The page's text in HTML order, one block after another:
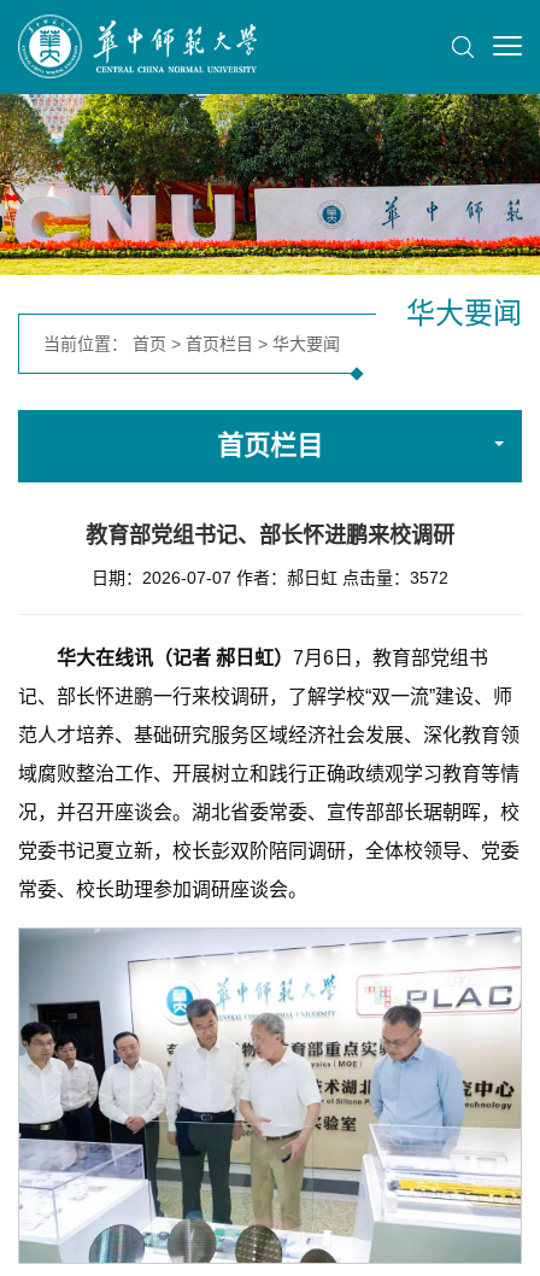
华大要闻
当前位置： 首页 > 首页栏目 > 华大要闻
首页栏目
教育部党组书记、部长怀进鹏来校调研
日期：2026-07-07 作者：郝日虹 点击量： 3572
华大在线讯（记者 郝日虹） 7月6日，教育部党组书
记、部长怀进鹏一行来校调研，了解学校“双一流”建设、师
范人才培养、基础研究服务区域经济社会发展、深化教育领
域腐败整治工作、开展树立和践行正确政绩观学习教育等情
况，并召开座谈会。湖北省委常委、宣传部部长琚朝晖，校
党委书记夏立新，校长彭双阶陪同调研，全体校领导、党委
常委、校长助理参加调研座谈会。